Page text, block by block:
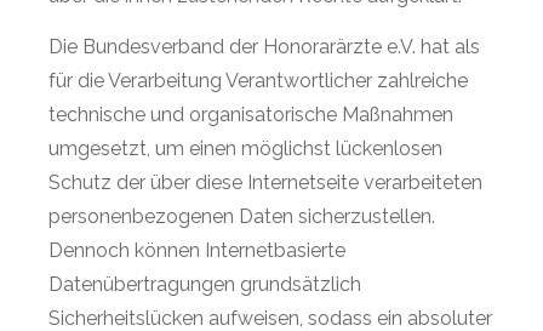
Die Bundesverband der Honorarärzte e.V. hat als
für die Verarbeitung Verantwortlicher zahlreiche
technische und organisatorische Maßnahmen
umgesetzt, um einen möglichst lückenlosen
Schutz der über diese Internetseite verarbeiteten
personenbezogenen Daten sicherzustellen.
Dennoch können Internetbasierte
Datenübertragungen grundsätzlich
Sicherheitslücken aufweisen, sodass ein absoluter